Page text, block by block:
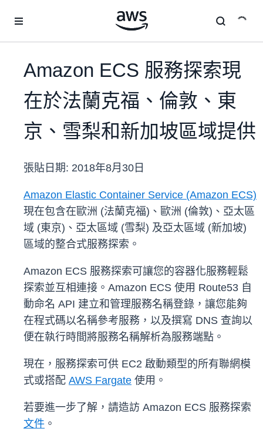
Amazon ECS 服務探索現
在於法蘭克福、倫敦、東
京、雪梨和新加坡區域提供
張貼日期: 2018年8月30日
Amazon Elastic Container Service (Amazon ECS)
現在包含在歐洲 (法蘭克福)、歐洲 (倫敦)、亞太區
域 (東京)、亞太區域 (雪梨) 及亞太區域 (新加坡)
區域的整合式服務探索。
Amazon ECS 服務探索可讓您的容器化服務輕鬆
探索並互相連接。Amazon ECS 使用 Route53 自
動命名 API 建立和管理服務名稱登錄，讓您能夠
在程式碼以名稱參考服務，以及撰寫 DNS 查詢以
便在執行時間將服務名稱解析為服務端點。
現在，服務探索可供 EC2 啟動類型的所有聯網模
式或搭配 AWS Fargate 使用。
若要進一步了解，請造訪 Amazon ECS 服務探索
文件 。